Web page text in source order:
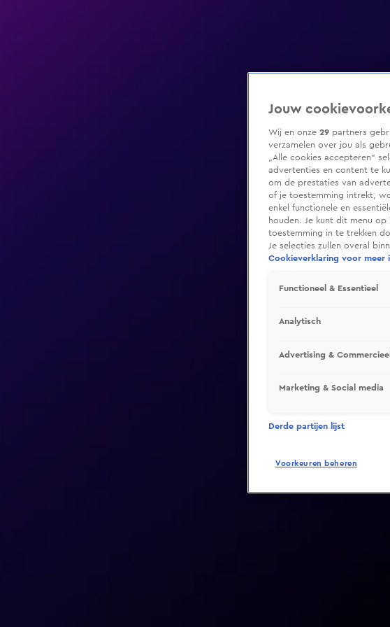
Video
Jouw
Wij en onze 29 partners
verzamelen over jou als
„Alle cookies accepteren”
advertenties en content te
om de prestaties van
of je toestemming intrekt,
enkel functionele en
houden. Je kunt dit menu
toestemming in te trekken
Je selecties zullen overal
Cookieverklaring voor meer
Functioneel & Essentieel
Analytisch
Advertising & Commercieel
Marketing & Social media
Derde partijen lijst
Voorkeuren beheren